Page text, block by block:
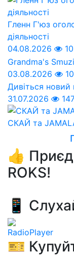
Гленн Г'юз
діяльності
04.08.2026
Grandma's
03.08.2026
Дивіться новий
31.07.2026
СКАЙ та
👍
ROKS!
📱
RadioPlayer
🎫